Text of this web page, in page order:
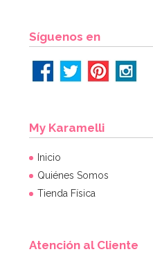
Síguenos en
My Karamelli
Inicio
Quiénes Somos
Tienda Física
Atención al Cliente